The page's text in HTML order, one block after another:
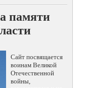
памяти
Сайт посвящается
воинам Великой
Отечественной
войны,